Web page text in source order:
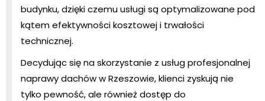
budynku, dzięki czemu usługi są optymalizowane pod
kątem efektywności kosztowej i trwałości
technicznej.
Decydując się na skorzystanie z usług profesjonalnej
naprawy dachów w Rzeszowie, klienci zyskują nie
tylko pewność, ale również dostęp do